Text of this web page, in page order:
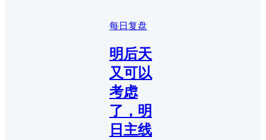
每日复盘
明后天
又可以
考虑
了，明
日主线